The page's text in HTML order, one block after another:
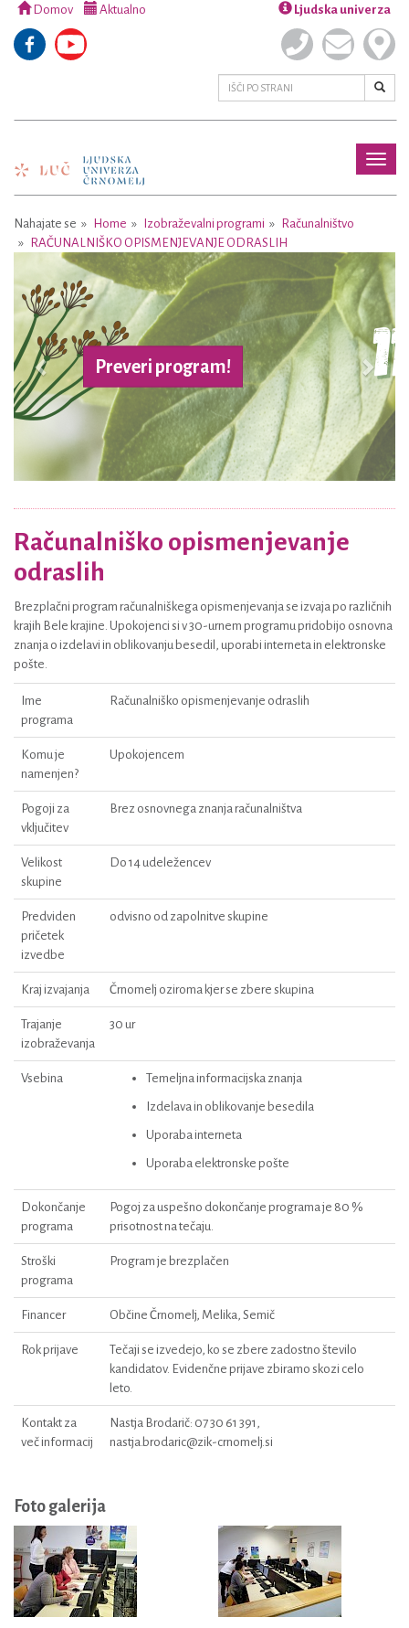
Domov Aktualno Ljudska univerza
Nahajate se Home Izobraževalni programi
Računalništvo
RAČUNALNIŠKO OPISMENJEVANJE ODRASLIH
Preveri program!
Previous Next
Računalniško opismenjevanje
odraslih
Brezplačni program računalniškega opismenjevanja se izvaja po različnih
krajih Bele krajine. Upokojenci si v 30-urnem programu pridobijo osnovna
znanja o izdelavi in oblikovanju besedil, uporabi interneta in elektronske
pošte.
Ime
programa
Računalniško opismenjevanje odraslih
Komu je
namenjen?
Upokojencem
Pogoji za
vključitev
Brez osnovnega znanja računalništva
Velikost
skupine
Do 14 udeležencev
Predviden
pričetek
izvedbe
odvisno od zapolnitve skupine
Kraj izvajanja Črnomelj oziroma kjer se zbere skupina
Trajanje
izobraževanja
30 ur
Vsebina Temeljna informacijska znanja
Izdelava in oblikovanje besedila
Uporaba interneta
Uporaba elektronske pošte
Dokončanje
programa
Pogoj za uspešno dokončanje programa je 80 %
prisotnost na tečaju.
Stroški
programa
Program je brezplačen
Financer Občine Črnomelj, Melika, Semič
Rok prijave
Tečaji se izvedejo, ko se zbere zadostno število
kandidatov. Evidenčne prijave zbiramo skozi celo
leto.
Kontakt za
več informacij
Nastja Brodarič: 07 30 61 391,
nastja.brodaric@zik-crnomelj.si
Foto galerija